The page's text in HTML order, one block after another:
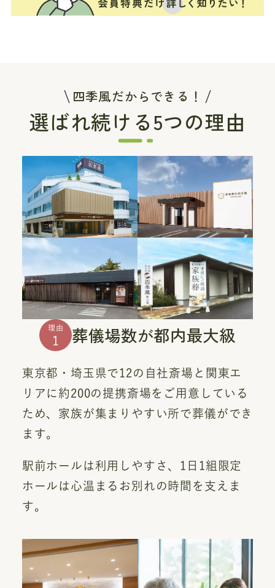
四季風だからできる！
選ばれ続ける5つの理由
理由
1 葬儀場数が都内最大級
東京都・埼玉県で12の自社斎場と関東エ
リアに約200の提携斎場をご用意している
ため、家族が集まりやすい所で葬儀ができ
ます。
駅前ホールは利用しやすさ、1日1組限定
ホールは心温まるお別れの時間を支えま
す。